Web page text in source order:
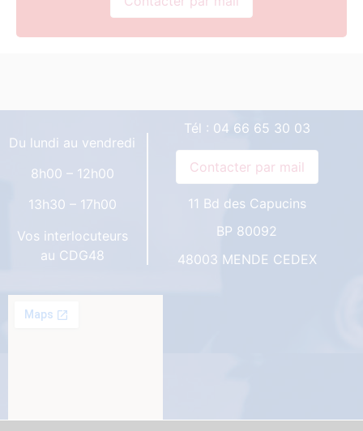
Du lundi au vendredi
8h00 – 12h00
13h30 – 17h00
Vos interlocuteurs
au CDG48
Tél : 04 66 65 30 03
11 Bd des Capucins
BP 80092
48003 MENDE CEDEX